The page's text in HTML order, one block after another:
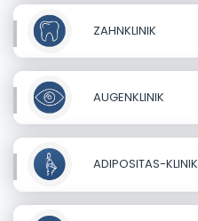
ZAHNKLINIK
AUGENKLINIK
ADIPOSITAS-KLINIK